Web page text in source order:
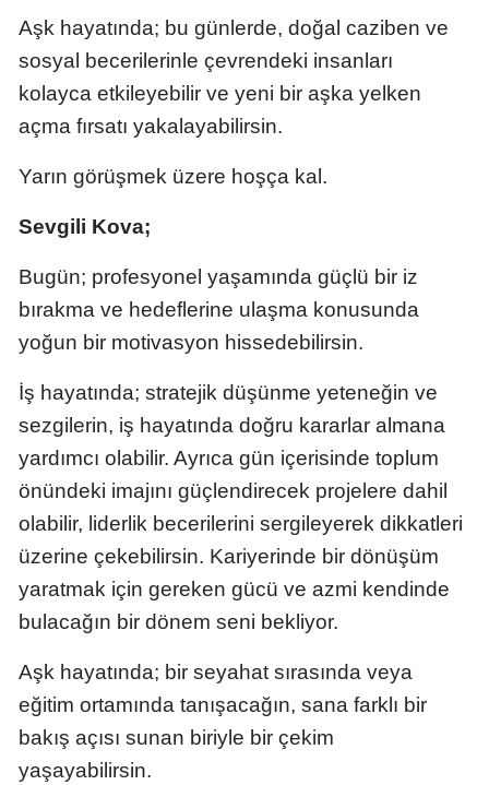
Malatya
Nevşehir
Niğde
Ordu
Rize
Sakarya
Samsun
Siirt
Sinop
Sivas
Tekirdağ
Tokat
Aşk hayatında; bu günlerde, doğal caziben ve
sosyal becerilerinle çevrendeki insanları
kolayca etkileyebilir ve yeni bir aşka yelken
açma fırsatı yakalayabilirsin.
Yarın görüşmek üzere hoşça kal.
Sevgili Kova;
Bugün; profesyonel yaşamında güçlü bir iz
bırakma ve hedeflerine ulaşma konusunda
yoğun bir motivasyon hissedebilirsin.
İş hayatında; stratejik düşünme yeteneğin ve
sezgilerin, iş hayatında doğru kararlar almana
yardımcı olabilir. Ayrıca gün içerisinde toplum
önündeki imajını güçlendirecek projelere dahil
olabilir, liderlik becerilerini sergileyerek dikkatleri
üzerine çekebilirsin. Kariyerinde bir dönüşüm
yaratmak için gereken gücü ve azmi kendinde
bulacağın bir dönem seni bekliyor.
Aşk hayatında; bir seyahat sırasında veya
eğitim ortamında tanışacağın, sana farklı bir
bakış açısı sunan biriyle bir çekim
yaşayabilirsin.